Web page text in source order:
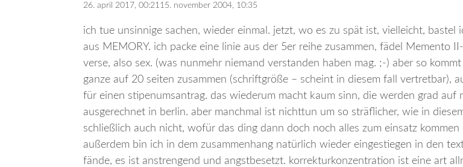
26. april 2017, 00:2115. november 2004, 10:35
ich tue unsinnige sachen, wieder einmal. jetzt, wo es zu spät ist, vielleicht, bastel
aus MEMORY. ich packe eine linie aus der 5er reihe zusammen, fädel Memento
verse, also sex. (was nunmehr niemand verstanden haben mag. ;-) aber so
ganze auf 20 seiten zusammen (schriftgröße – scheint in diesem fall vertretbar),
für einen stipenumsantrag. das wiederum macht kaum sinn, die werden grad auf
ausgerechnet in berlin. aber manchmal ist nichttun um so sträflicher, wie in
schließlich auch nicht, wofür das ding dann doch noch alles zum einsatz kommen
außerdem bin ich in dem zusammenhang natürlich wieder eingestiegen in den
fände, es ist anstrengend und angstbesetzt. korrekturkonzentration ist eine art